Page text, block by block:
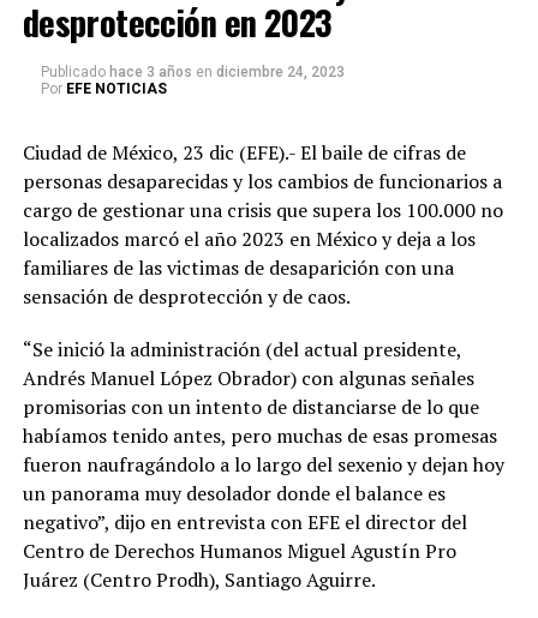
desprotección en 2023
Publicado hace 3 años en diciembre 24, 2023
Por EFE NOTICIAS
Ciudad de México, 23 dic (EFE).- El baile de cifras de
personas desaparecidas y los cambios de funcionarios a
cargo de gestionar una crisis que supera los 100.000 no
localizados marcó el año 2023 en México y deja a los
familiares de las victimas de desaparición con una
sensación de desprotección y de caos.
“Se inició la administración (del actual presidente,
Andrés Manuel López Obrador) con algunas señales
promisorias con un intento de distanciarse de lo que
habíamos tenido antes, pero muchas de esas promesas
fueron naufragándolo a lo largo del sexenio y dejan hoy
un panorama muy desolador donde el balance es
negativo”, dijo en entrevista con EFE el director del
Centro de Derechos Humanos Miguel Agustín Pro
Juárez (Centro Prodh), Santiago Aguirre.